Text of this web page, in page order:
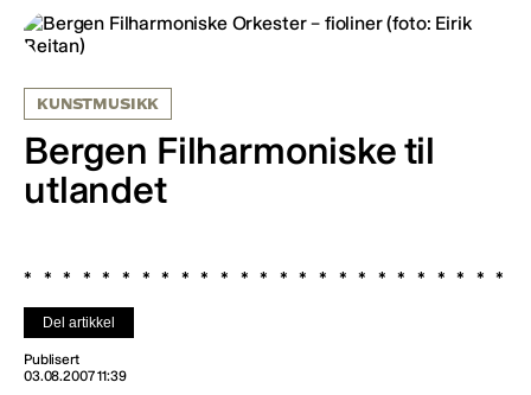
KUNSTMUSIKK
Bergen Filharmoniske til
utlandet
Del artikkel
Publisert
03.08.2007 11:39